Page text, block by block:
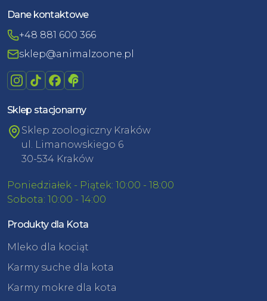
Dane kontaktowe
+48 881 600 366
sklep@animalzoone.pl
Sklep stacjonarny
Sklep zoologiczny Kraków
ul. Limanowskiego 6
30-534 Kraków
Poniedziałek - Piątek: 10:00 - 18:00
Sobota: 10:00 - 14:00
Produkty dla Kota
Mleko dla kociąt
Karmy suche dla kota
Karmy mokre dla kota